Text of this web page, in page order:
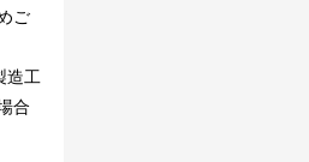
ご
造工
合